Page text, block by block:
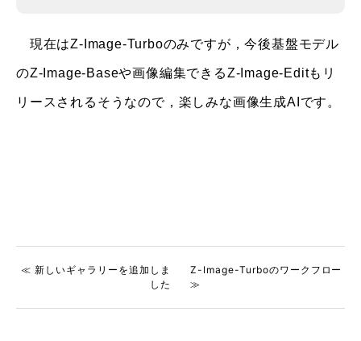
現在はZ-Image-Turboのみですが，今後基盤モデル
のZ-Image-Baseや画像編集できるZ-Image-Editもリ
リースされるそうなので，楽しみな画像生成AIです。
≪ 新しいギャラリーを追加しま
した
Z-Image-Turboのワークフロー
≫